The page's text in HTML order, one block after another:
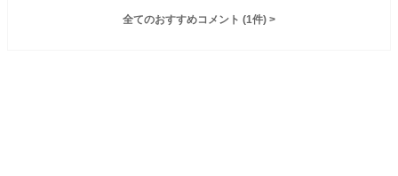
全てのおすすめコメント (1件) >